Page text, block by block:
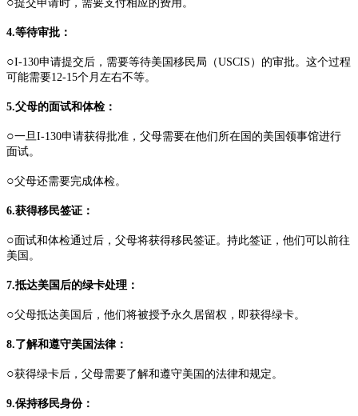
提交申请时，需要支付相应的费用。
4.等待审批：
○I-130申请提交后，需要等待美国移民局（USCIS）的审批。这个过程
可能需要12-15个月左右不等。
5.父母的面试和体检：
○一旦I-130申请获得批准，父母需要在他们所在国的美国领事馆进行
面试。
○父母还需要完成体检。
6.获得移民签证：
○面试和体检通过后，父母将获得移民签证。持此签证，他们可以前往
美国。
7.抵达美国后的绿卡处理：
○父母抵达美国后，他们将被授予永久居留权，即获得绿卡。
8.了解和遵守美国法律：
○获得绿卡后，父母需要了解和遵守美国的法律和规定。
9.保持移民身份：